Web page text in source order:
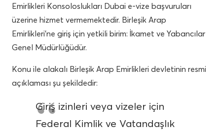
Emirlikleri Konsoloslukları Dubai e-vize başvuruları
üzerine hizmet vermemektedir. Birleşik Arap
Emirlikleri’ne giriş için yetkili birim: İkamet ve Yabancılar
Genel Müdürlüğüdür.
Konu ile alakalı Birleşik Arap Emirlikleri devletinin resmi
açıklaması şu şekildedir:
Giriş izinleri veya vizeler için
Federal Kimlik ve Vatandaşlık